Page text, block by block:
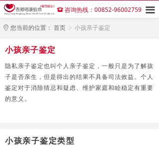
끀
뀰 咨询热线：00852-96002759
ꀷ 您当前的位置： ꁕ 小孩亲子鉴定
首页
小孩亲子鉴定类型
小孩亲子鉴定
隐私亲子鉴定也叫个人亲子鉴定，一般只是为了解孩
子是否亲生，但是得出的结果不具备司法效益。个人
鉴定对于消除猜忌和疑虑、维护家庭和睦稳定有重要
的意义。